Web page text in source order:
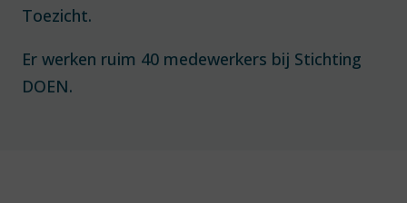
Toezicht.
Er werken ruim 40 medewerkers bij Stichting
DOEN.